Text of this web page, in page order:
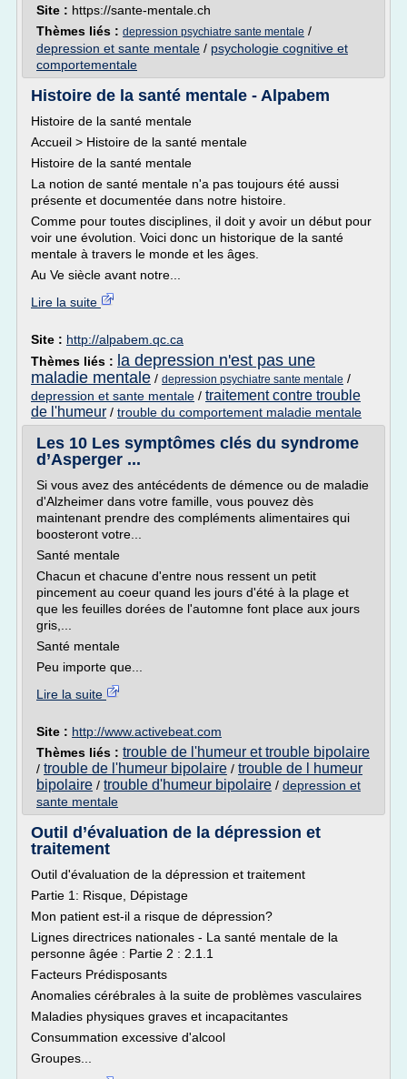
Site : https://sante-mentale.ch
Thèmes liés : depression psychiatre sante mentale /
depression et sante mentale / psychologie cognitive et
comportementale
Histoire de la santé mentale - Alpabem
Histoire de la santé mentale
Accueil > Histoire de la santé mentale
Histoire de la santé mentale
La notion de santé mentale n'a pas toujours été aussi
présente et documentée dans notre histoire.
Comme pour toutes disciplines, il doit y avoir un début pour
voir une évolution. Voici donc un historique de la santé
mentale à travers le monde et les âges.
Au Ve siècle avant notre...
Lire la suite
Site : http://alpabem.qc.ca
Thèmes liés : la depression n'est pas une
maladie mentale / depression psychiatre sante mentale /
depression et sante mentale / traitement contre trouble
de l'humeur / trouble du comportement maladie mentale
Les 10 Les symptômes clés du syndrome
d’Asperger ...
Si vous avez des antécédents de démence ou de maladie
d'Alzheimer dans votre famille, vous pouvez dès
maintenant prendre des compléments alimentaires qui
boosteront votre...
Santé mentale
Chacun et chacune d'entre nous ressent un petit
pincement au coeur quand les jours d'été à la plage et
que les feuilles dorées de l'automne font place aux jours
gris,...
Santé mentale
Peu importe que...
Lire la suite
Site : http://www.activebeat.com
Thèmes liés : trouble de l'humeur et trouble bipolaire
/ trouble de l'humeur bipolaire / trouble de l humeur
bipolaire / trouble d'humeur bipolaire / depression et
sante mentale
Outil d’évaluation de la dépression et
traitement
Outil d'évaluation de la dépression et traitement
Partie 1: Risque, Dépistage
Mon patient est-il a risque de dépression?
Lignes directrices nationales - La santé mentale de la
personne âgée : Partie 2 : 2.1.1
Facteurs Prédisposants
Anomalies cérébrales à la suite de problèmes vasculaires
Maladies physiques graves et incapacitantes
Consummation excessive d'alcool
Groupes...